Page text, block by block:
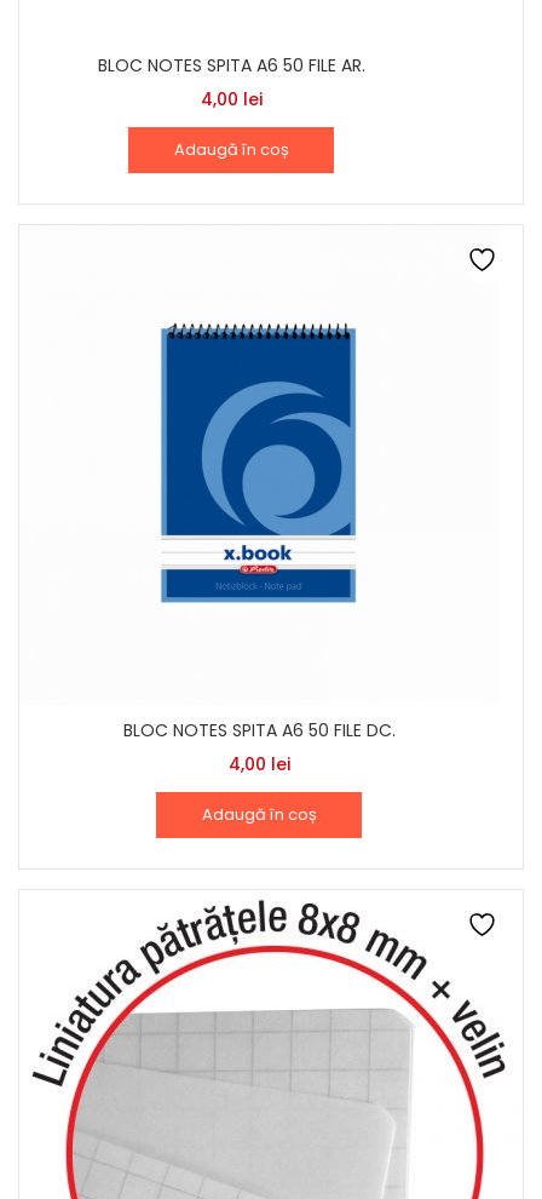
BLOC NOTES SPITA A6 50 FILE AR.
4,00 lei
Adaugă în coș
BLOC NOTES SPITA A6 50 FILE DC.
4,00 lei
Adaugă în coș